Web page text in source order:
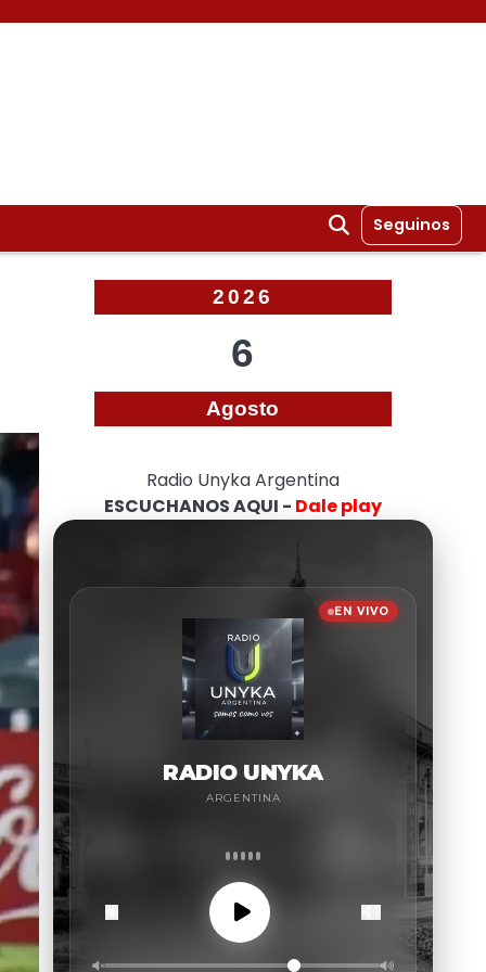
Seguinos
2026
6
Agosto
Radio Unyka Argentina
ESCUCHANOS AQUI - Dale play